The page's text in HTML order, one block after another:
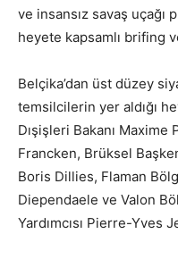
ve insansız savaş uçağı
heyete kapsamlı brifing
Belçika’dan üst düzey
temsilcilerin yer aldığı
Dışişleri Bakanı Maxime
Francken, Brüksel
Boris Dillies, Flaman
Diependaele ve Valon
Yardımcısı Pierre-Yves